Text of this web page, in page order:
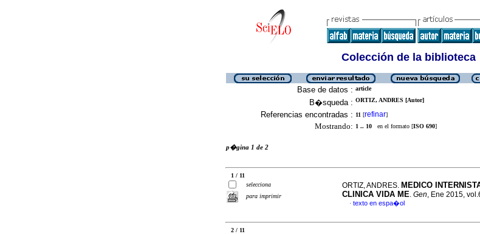
Colección de la biblioteca
Base de datos : article
B�squeda : ORTIZ, ANDRES [Autor]
Referencias encontradas : 11 [refinar]
Mostrando: 1 .. 10 en el formato [ISO 690]
p�gina 1 de 2
1 / 11
selecciona
para imprimir
ORTIZ, ANDRES. MEDICO
CLINICA VIDA ME. Gen, Ene 2015,
· texto en espa�ol
2 / 11